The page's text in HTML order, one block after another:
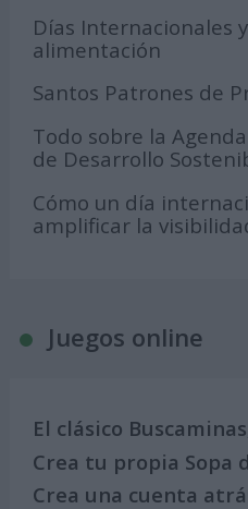
Días Internacionales
alimentación
Santos Patrones de
Todo sobre la
de Desarrollo
Cómo un día
amplificar la
Juegos online
El clásico
Crea tu propia Sopa
Crea una cuenta